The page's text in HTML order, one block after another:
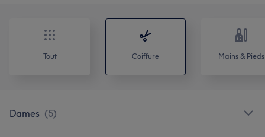
Tout Coiffure Mains & Pieds
Dames (5)